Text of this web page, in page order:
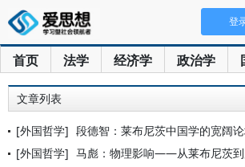
首页 法学 经济学 政治学
登
文章列表
[外国哲学] 段德智：莱布尼茨中国学的宽阔论域、学术
[外国哲学] 马彪：物理影响——从莱布尼茨